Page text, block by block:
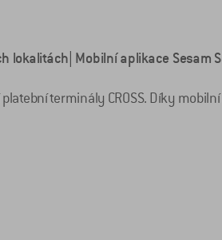
lokalitách| Mobilní aplikace Sesam
terminály CROSS. Díky